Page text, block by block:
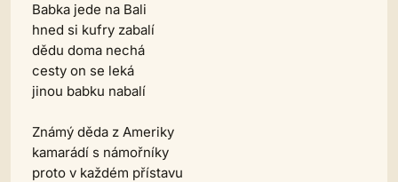
Babka jede na Bali
hned si kufry zabalí
dědu doma nechá
cesty on se leká
jinou babku nabalí
Známý děda z Ameriky
kamarádí s námořníky
proto v každém přístavu